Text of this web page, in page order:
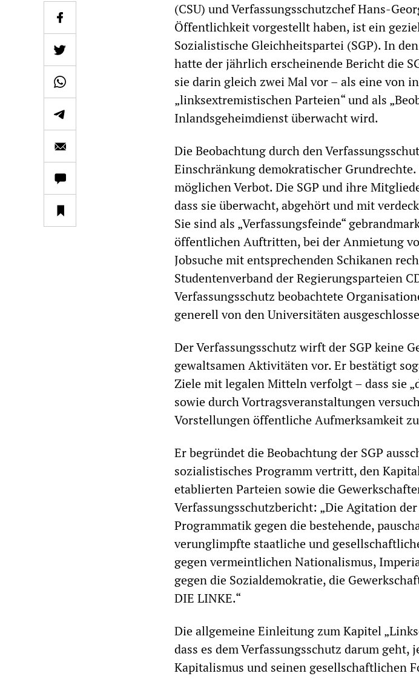
(CSU) und Verfassungsschutzchef Hans-
Öffentlichkeit vorgestellt haben, ist ein
Sozialistische Gleichheitspartei (SGP). In
hatte der jährlich erscheinende Bericht die
sie darin gleich zwei Mal vor – als eine von
„linksextremistischen Parteien“ und als
Inlandsgeheimdienst überwacht wird.
Die Beobachtung durch den
Einschränkung demokratischer
möglichen Verbot. Die SGP und ihre
dass sie überwacht, abgehört und mit
Sie sind als „Verfassungsfeinde“
öffentlichen Auftritten, bei der Anmietung
Jobsuche mit entsprechenden Schikanen
Studentenverband der Regierungsparteien
Verfassungsschutz beobachtete
generell von den Universitäten
Der Verfassungsschutz wirft der SGP keine
gewaltsamen Aktivitäten vor. Er bestätigt
Ziele mit legalen Mitteln verfolgt – dass sie
sowie durch Vortragsveranstaltun­gen
Vorstellungen öffentliche Aufmerksamkeit
Er begründet die Beobachtung der SGP
sozialistisches Programm vertritt, den
etablierten Parteien sowie die
Verfassungsschutzbericht: „Die Agitation
Programmatik gegen die bestehende,
verunglimpfte staatliche und
gegen ver­meintlichen Nationalismus,
gegen die Sozialdemokratie, die
DIE LINKE.“
Die allgemeine Einleitung zum Kapitel
dass es dem Verfassungsschutz darum
Kapitalismus und seinen gesellschaftlichen